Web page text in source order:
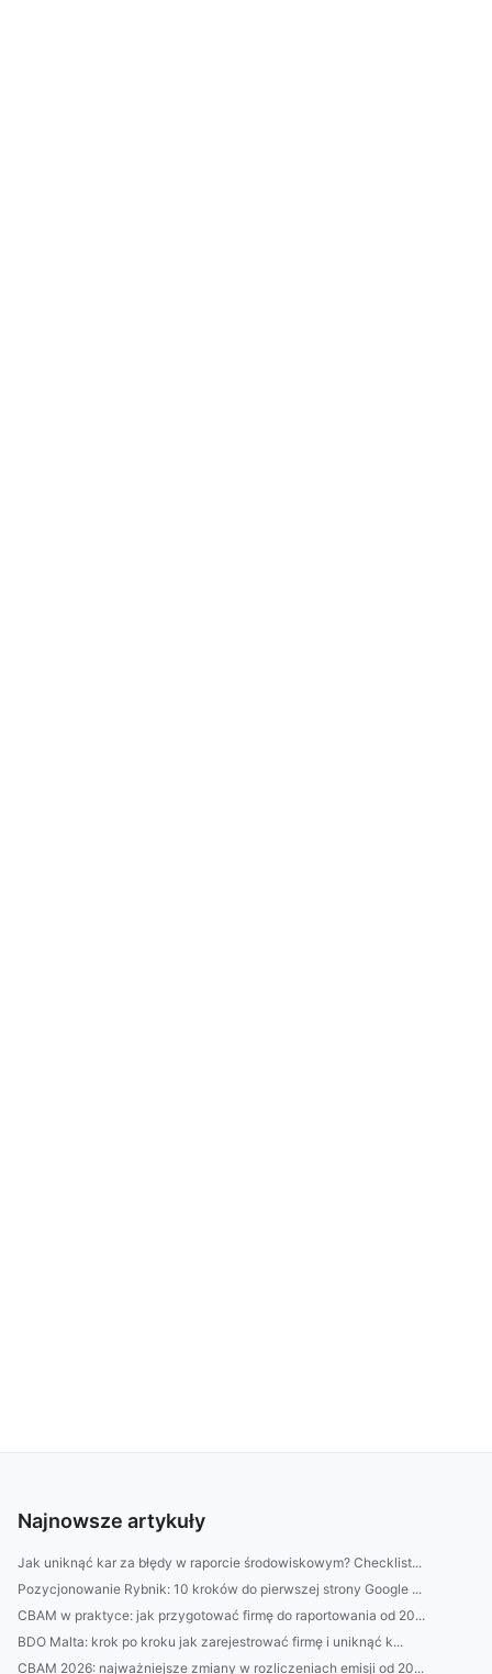
Najnowsze artykuły
Jak uniknąć kar za błędy w raporcie środowiskowym? Checklist...
Pozycjonowanie Rybnik: 10 kroków do pierwszej strony Google ...
CBAM w praktyce: jak przygotować firmę do raportowania od 20...
BDO Malta: krok po kroku jak zarejestrować firmę i uniknąć k...
CBAM 2026: najważniejsze zmiany w rozliczeniach emisji od 20...